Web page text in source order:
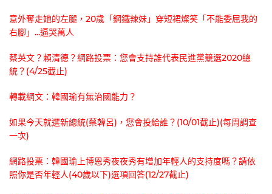
意外奪走她的左腿，20歲「鋼鐵辣妹」穿短裙燦笑「不能委屈我的
右腳」...逼哭萬人
蔡英文？賴清德？網路投票：您會支持誰代表民進黨競選2020總
統？(4/25截止)
轉載網文：韓國瑜有無治國能力？
如果今天就選新總統(蔡韓呂)，您會投給誰？(10/01截止)(每周調查
一次)
網路投票：韓國瑜上博恩秀夜夜秀有增加年輕人的支持度嗎？請依
照你是否年輕人(40歲以下)選項回答(12/27截止)